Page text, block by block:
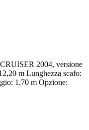
2004, versione
m Lunghezza scafo:
1,70 m Opzione: